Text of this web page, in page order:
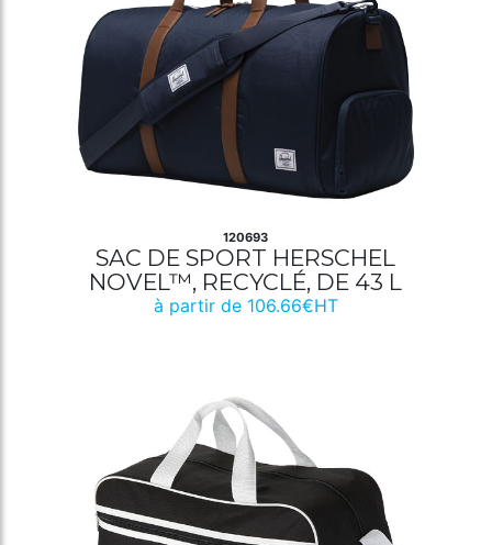
120693
SAC DE SPORT HERSCHEL
NOVEL™, RECYCLÉ, DE 43 L
à partir de 106.66€HT